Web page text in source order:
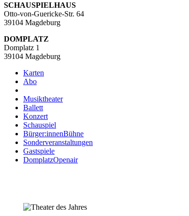
SCHAUSPIELHAUS
Otto-von-Guericke-Str. 64
39104 Magdeburg
DOMPLATZ
Domplatz 1
39104 Magdeburg
Karten
Abo
Musiktheater
Ballett
Konzert
Schauspiel
Bürger:innenBühne
Sonderveranstaltungen
Gastspiele
DomplatzOpenair